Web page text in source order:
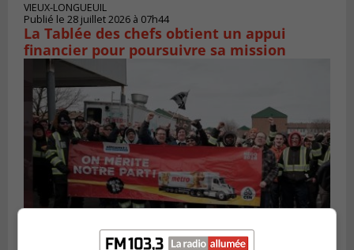
VIEUX-LONGUEUIL
Publié le 28 juillet 2026 à 07h44
La Tablée des chefs obtient un appui
financier pour poursuivre sa mission